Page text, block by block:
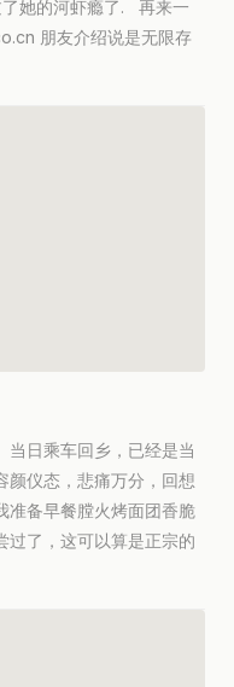
了她的河虾瘾了. 再来一
朋友介绍说是无限存
当日乘车回乡，已经是当
颜仪态，悲痛万分，回想
准备早餐膛火烤面团香脆
过了，这可以算是正宗的